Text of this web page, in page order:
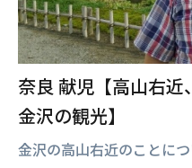
奈良 献児【高山右近
金沢の観光】
金沢の高山右近のことに